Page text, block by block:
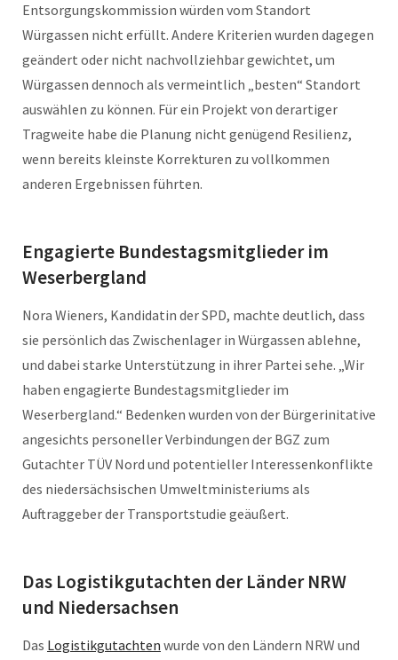
Entsorgungskommission würden vom Standort
Würgassen nicht erfüllt. Andere Kriterien wurden dagegen
geändert oder nicht nachvollziehbar gewichtet, um
Würgassen dennoch als vermeintlich „besten“ Standort
auswählen zu können. Für ein Projekt von derartiger
Tragweite habe die Planung nicht genügend Resilienz,
wenn bereits kleinste Korrekturen zu vollkommen
anderen Ergebnissen führten.
Engagierte Bundestagsmitglieder im
Weserbergland
Nora Wieners, Kandidatin der SPD, machte deutlich, dass
sie persönlich das Zwischenlager in Würgassen ablehne,
und dabei starke Unterstützung in ihrer Partei sehe. „Wir
haben engagierte Bundestagsmitglieder im
Weserbergland.“ Bedenken wurden von der Bürgerinitative
angesichts personeller Verbindungen der BGZ zum
Gutachter TÜV Nord und potentieller Interessenkonflikte
des niedersächsischen Umweltministeriums als
Auftraggeber der Transportstudie geäußert.
Das Logistikgutachten der Länder NRW
und Niedersachsen
Das Logistikgutachten wurde von den Ländern NRW und